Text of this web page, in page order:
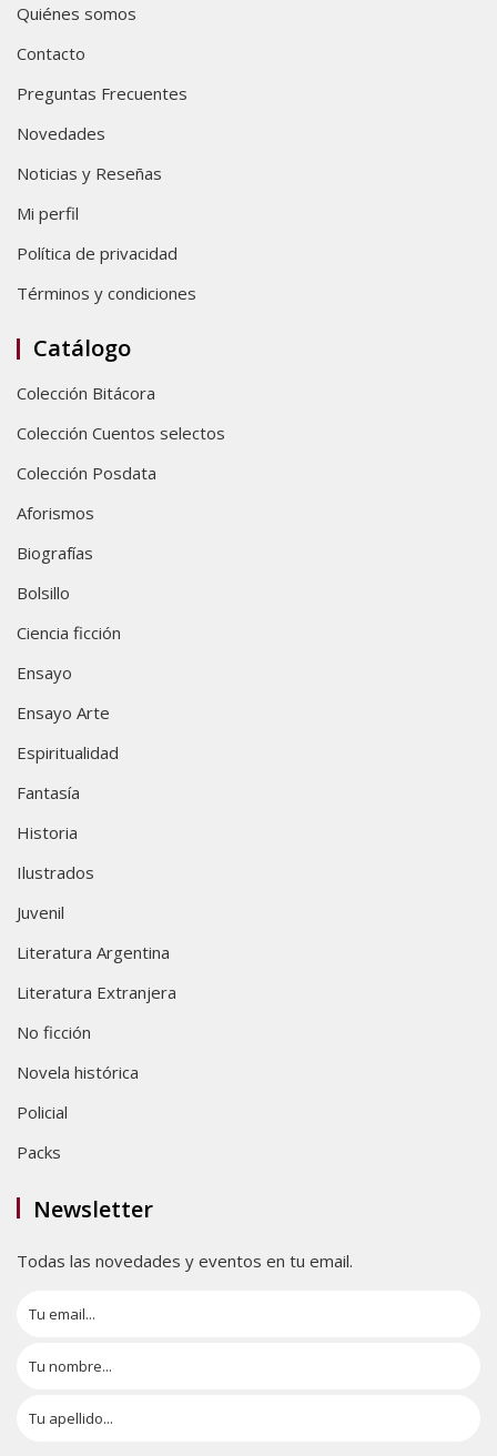
Quiénes somos
Contacto
Preguntas Frecuentes
Novedades
Noticias y Reseñas
Mi perfil
Política de privacidad
Términos y condiciones
Catálogo
Colección Bitácora
Colección Cuentos selectos
Colección Posdata
Aforismos
Biografías
Bolsillo
Ciencia ficción
Ensayo
Ensayo Arte
Espiritualidad
Fantasía
Historia
Ilustrados
Juvenil
Literatura Argentina
Literatura Extranjera
No ficción
Novela histórica
Policial
Packs
Newsletter
Todas las novedades y eventos en tu email.